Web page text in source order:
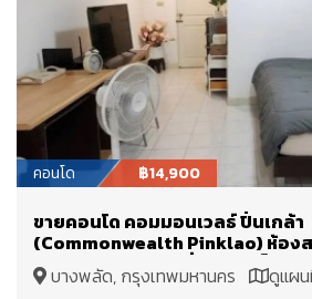
คอนโด ฿14,900
ขายคอนโด คอมมอนเวลธ์ ปิ่นเกล้า
(Commonwealth Pinklao) ห้อง
ตร.ม. ติด MRT บางยี่ขัน ใกล้เซ็นทรัล
บางพลัด จรัญสนิทวงศ์
บางพลัด, กรุงเทพมหานคร ดูแผ